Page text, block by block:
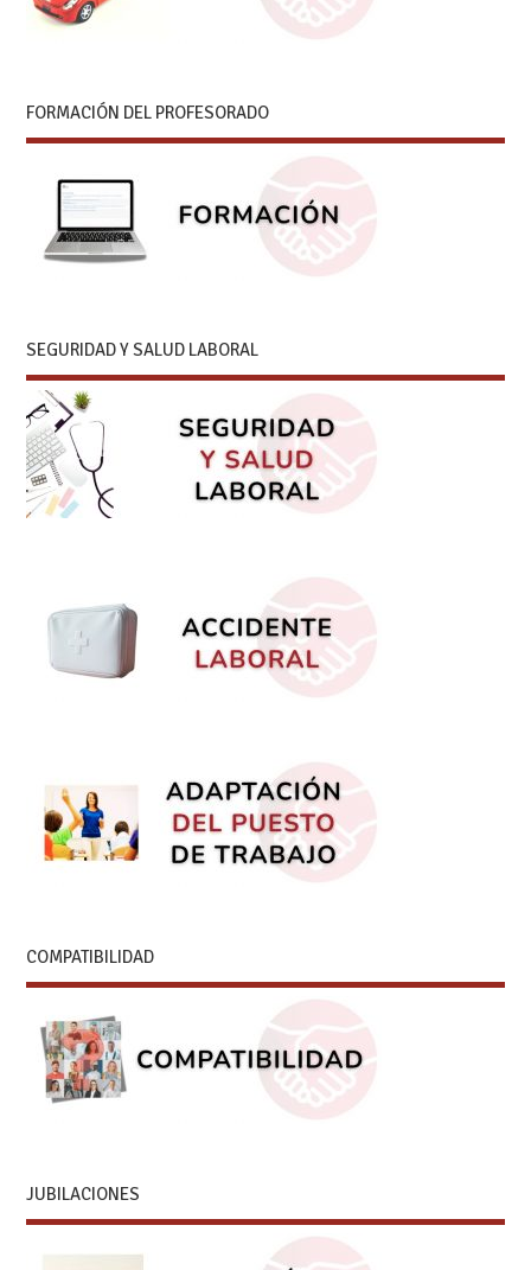
FORMACIÓN DEL PROFESORADO
SEGURIDAD Y SALUD LABORAL
COMPATIBILIDAD
JUBILACIONES